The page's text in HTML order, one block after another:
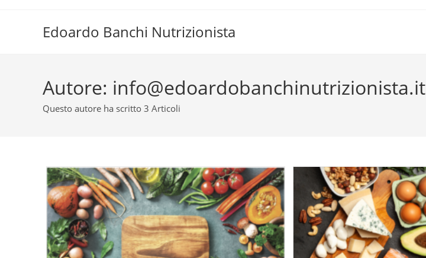
Edoardo Banchi Nutrizionista
Autore: info@edoardobanchinutrizionista.it
Questo autore ha scritto 3 Articoli